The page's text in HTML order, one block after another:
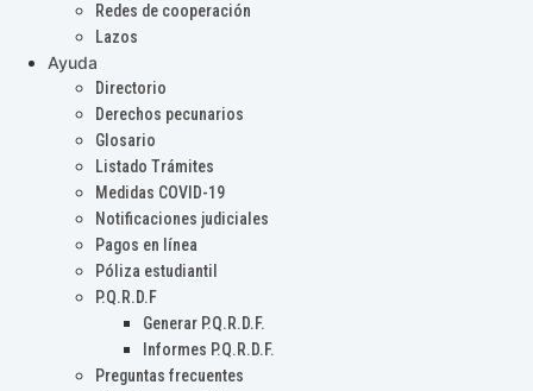
Redes de cooperación
Lazos
Ayuda
Directorio
Derechos pecunarios
Glosario
Listado Trámites
Medidas COVID-19
Notificaciones judiciales
Pagos en línea
Póliza estudiantil
P.Q.R.D.F
Generar P.Q.R.D.F.
Informes P.Q.R.D.F.
Preguntas frecuentes